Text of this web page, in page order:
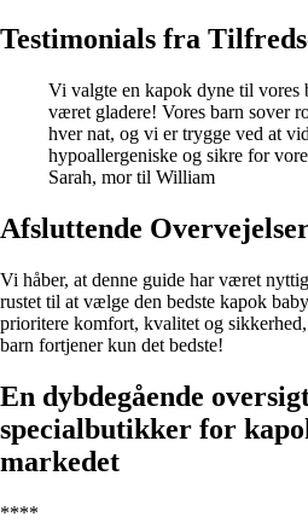
Testimonials fra
Vi valgte en kapok dyne til vores
været gladere! Vores barn sover
hver nat, og vi er trygge ved at
hypoallergeniske og sikre for
Sarah, mor til William
Afsluttende
Vi håber, at denne guide har været
rustet til at vælge den bedste kapok
prioritere komfort, kvalitet og
barn fortjener kun det bedste!
En dybdegående
specialbutikker for
markedet
****